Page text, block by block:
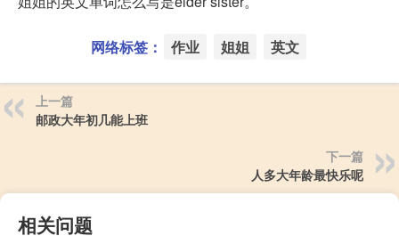
网络标签： 作业 姐姐 英文
上一篇
邮政大年初几能上班
下一篇
人多大年龄最快乐呢
相关问题